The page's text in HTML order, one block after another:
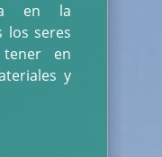
en la
los seres
tener en
y